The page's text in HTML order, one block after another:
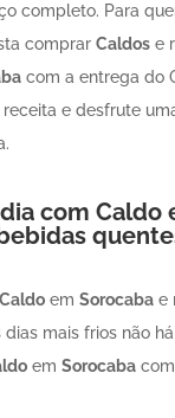
completo. Para
comprarCaldos e
com a entrega do
e desfrute
comCaldo
Caldo emSorocaba e
dias mais frios não
emSorocaba